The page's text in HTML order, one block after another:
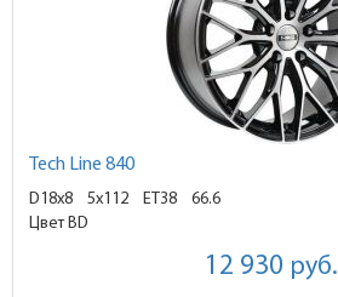
Tech Line 840
D18x8 5x112 ET38
66.6
Цвет BD
12 930 руб.